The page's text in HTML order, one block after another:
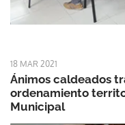
18 MAR 2021
Ánimos caldeados
ordenamiento
Municipal